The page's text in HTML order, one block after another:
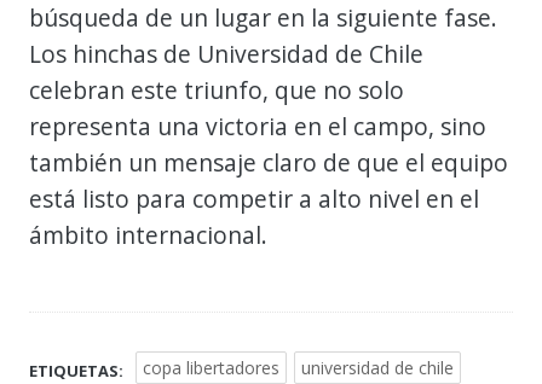
búsqueda de un lugar en la siguiente fase.
Los hinchas de Universidad de Chile
celebran este triunfo, que no solo
representa una victoria en el campo, sino
también un mensaje claro de que el equipo
está listo para competir a alto nivel en el
ámbito internacional.
ETIQUETAS: copa libertadores
universidad de chile